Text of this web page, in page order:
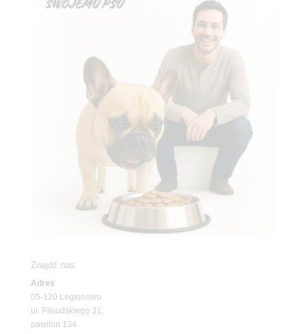
Znajdź nas
Adres
05-120 Legionowo
ul. Piłsudskiego 31,
pawilon 134